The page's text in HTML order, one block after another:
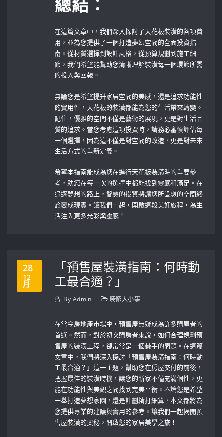
總結：
在這篇文章中，我們深入探討了天花板裝潢的各項費
用，並為您提供了一個打造夢幻空間的全面投資指
南。從材質選擇到設計風格，從預算規劃到施工細
節，我們希望能幫助您清晰理解裝潢每一個環節所需
的投入與回報。
無論您是希望提升家居空間的美感，還是追求功能性
的實用性，天花板的裝潢都能為您的生活帶來轉變。
記住，優雅的空間不僅是藝術的展現，更是對生活品
質的追求。當您考慮這項投資時，請務必審慎評估每
一個選擇，因為這不僅是對空間的改造，更是對未來
生活方式的重新定義。
希望本指南能成為您在進行天花板裝潢時的重要參
考，助您在每一次的選擇中都能找到靈感和滿足。在
追逐夢想的路上，智慧的投資將讓您所設想的空間終
於變成現實。讓我們一起，開啟這段美好旅程，為生
活注入更多光彩與靈感！
28
12
月
「預售屋裝潢指南：何時動
工最合適？」
By Admin 裝修大小事
在當今房地產市場中，預售屋無疑成為許多購屋者的
首選。然而，對於初次購房者來說，如何合理規劃預
售屋的裝潢工程，卻常常是一個棘手的問題。在這篇
文章中，我們將深入探討「預售屋裝潢指南：何時動
工最合適？」這一主題，幫助您在房屋交付的前後，
把握最佳的裝潢時機，讓您的新家不僅充滿個性，更
能在功能性與美觀之間找到完美平衡。不論您是希望
一舉打造夢想家園，還是計劃精打細算，本文都將為
您提供專業的建議與實用的參考。讓我們一起揭開預
售屋裝潢的奧秘，開啟您的家居美學之旅！